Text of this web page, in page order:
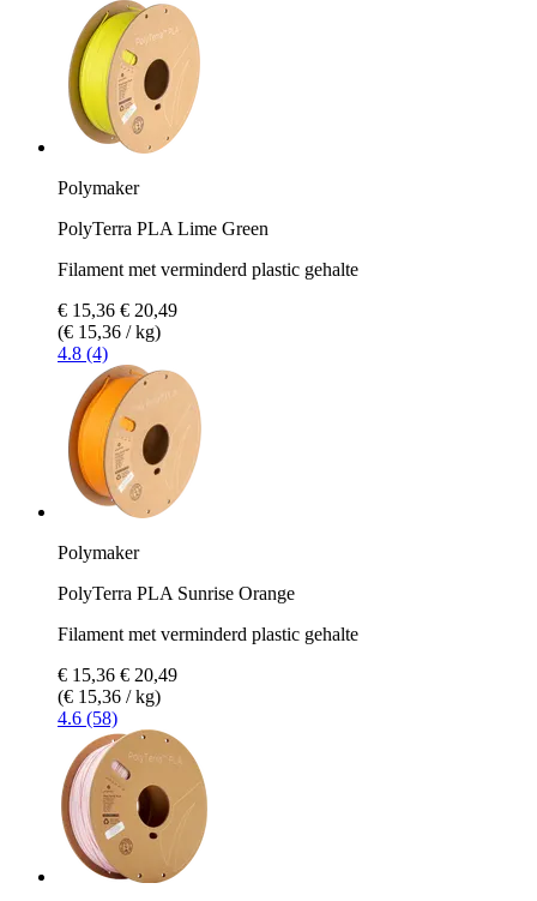
Polymaker
PolyTerra PLA Lime Green
Filament met verminderd plastic gehalte
€ 15,36 € 20,49
(€ 15,36 / kg)
4.8 (4)
Polymaker
PolyTerra PLA Sunrise Orange
Filament met verminderd plastic gehalte
€ 15,36 € 20,49
(€ 15,36 / kg)
4.6 (58)